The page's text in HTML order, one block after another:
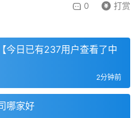
0 打赏
今日已有237用户查看了中
2分钟前
哪家好